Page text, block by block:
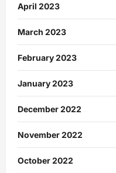
April 2023
March 2023
February 2023
January 2023
December 2022
November 2022
October 2022